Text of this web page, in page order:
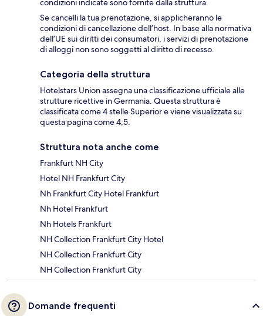
condizioni indicate sono fornite dalla struttura.
Se cancelli la tua prenotazione, si applicheranno le
condizioni di cancellazione dell’host. In base alla normativa
dell’UE sui diritti dei consumatori, i servizi di prenotazione
di alloggi non sono soggetti al diritto di recesso.
Categoria della struttura
Hotelstars Union assegna una classificazione ufficiale alle
strutture ricettive in Germania. Questa struttura è
classificata come 4 stelle Superior e viene visualizzata su
questa pagina come 4,5.
Struttura nota anche come
Frankfurt NH City
Hotel NH Frankfurt City
Nh Frankfurt City Hotel Frankfurt
Nh Hotel Frankfurt
Nh Hotels Frankfurt
NH Collection Frankfurt City Hotel
NH Collection Frankfurt City
NH Collection Frankfurt City
Domande frequenti